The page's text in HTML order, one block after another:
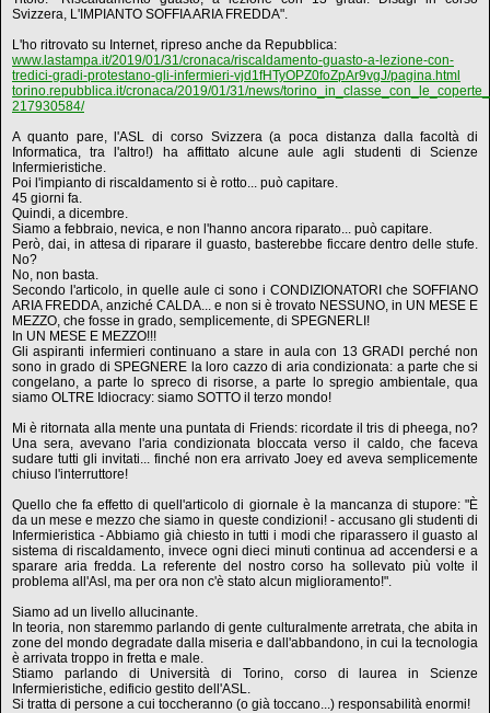
Svizzera, L'IMPIANTO SOFFIA ARIA FREDDA".
L'ho ritrovato su Internet, ripreso anche da Repubblica:
www.lastampa.it/2019/01/31/cronaca/riscaldamento-guasto-a-lezione-con-
tredici-gradi-protestano-gli-infermieri-vjd1fHTyOPZ0foZpAr9vgJ/pagina.html
torino.repubblica.it/cronaca/2019/01/31/news/
217930584/
A quanto pare, l'ASL di corso Svizzera (a poca distanza dalla facoltà di
Informatica, tra l'altro!) ha affittato alcune aule agli studenti di Scienze
Infermieristiche.
Poi l'impianto di riscaldamento si è rotto... può capitare.
45 giorni fa.
Quindi, a dicembre.
Siamo a febbraio, nevica, e non l'hanno ancora riparato... può capitare.
Però, dai, in attesa di riparare il guasto, basterebbe ficcare dentro delle stufe.
No?
No, non basta.
Secondo l'articolo, in quelle aule ci sono i CONDIZIONATORI che SOFFIANO
ARIA FREDDA, anziché CALDA... e non si è trovato NESSUNO, in UN MESE E
MEZZO, che fosse in grado, semplicemente, di SPEGNERLI!
In UN MESE E MEZZO!!!
Gli aspiranti infermieri continuano a stare in aula con 13 GRADI perché non
sono in grado di SPEGNERE la loro cazzo di aria condizionata: a parte che si
congelano, a parte lo spreco di risorse, a parte lo spregio ambientale, qua
siamo OLTRE Idiocracy: siamo SOTTO il terzo mondo!
Mi è ritornata alla mente una puntata di Friends: ricordate il tris di pheega, no?
Una sera, avevano l'aria condizionata bloccata verso il caldo, che faceva
sudare tutti gli invitati... finché non era arrivato Joey ed aveva semplicemente
chiuso l'interruttore!
Quello che fa effetto di quell'articolo di giornale è la mancanza di stupore: "È
da un mese e mezzo che siamo in queste condizioni! - accusano gli studenti di
Infermieristica - Abbiamo già chiesto in tutti i modi che riparassero il guasto al
sistema di riscaldamento, invece ogni dieci minuti continua ad accendersi e a
sparare aria fredda. La referente del nostro corso ha sollevato più volte il
problema all'Asl, ma per ora non c'è stato alcun miglioramento!".
Siamo ad un livello allucinante.
In teoria, non staremmo parlando di gente culturalmente arretrata, che abita in
zone del mondo degradate dalla miseria e dall'abbandono, in cui la tecnologia
è arrivata troppo in fretta e male.
Stiamo parlando di Università di Torino, corso di laurea in Scienze
Infermieristiche, edificio gestito dell'ASL.
Si tratta di persone a cui toccheranno (o già toccano...) responsabilità enormi!